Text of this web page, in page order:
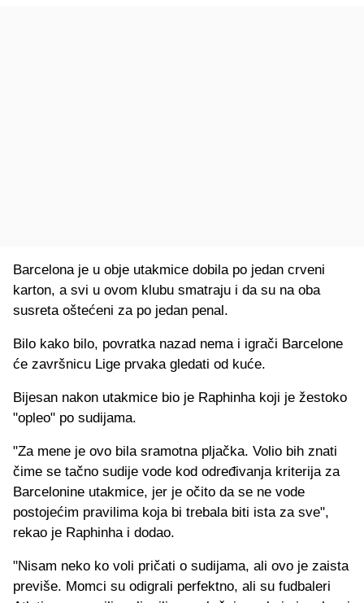
Barcelona je u obje utakmice dobila po jedan crveni
karton, a svi u ovom klubu smatraju i da su na oba
susreta oštećeni za po jedan penal.
Bilo kako bilo, povratka nazad nema i igrači Barcelone
će završnicu Lige prvaka gledati od kuće.
Bijesan nakon utakmice bio je Raphinha koji je žestoko
"opleo" po sudijama.
"Za mene je ovo bila sramotna pljačka. Volio bih znati
čime se tačno sudije vode kod određivanja kriterija za
Barcelonine utakmice, jer je očito da se ne vode
postojećim pravilima koja bi trebala biti ista za sve",
rekao je Raphinha i dodao.
"Nisam neko ko voli pričati o sudijama, ali ovo je zaista
previše. Momci su odigrali perfektno, ali su fudbaleri